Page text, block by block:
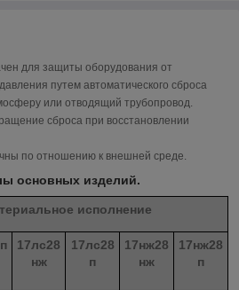
для защиты оборудования от
путем автоматического сброса
или отводящий трубопровод.
сброса при восстановлении
по отношению к внешней среде.
основных изделий.
исполнение
17лс28
нж
17лс28
п
17нж28
нж
17нж28
п